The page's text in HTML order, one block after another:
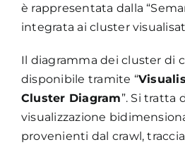
è rappresentata dalla
integrata ai cluster
Il diagramma dei cluster di
disponibile tramite “
Cluster Diagram”. Si tratta
visualizzazione
provenienti dal crawl,